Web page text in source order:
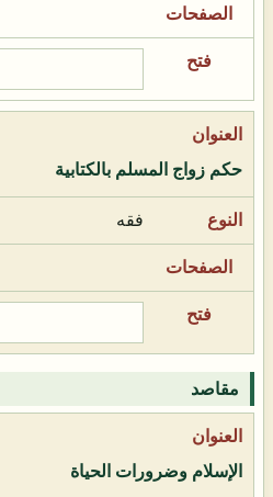
حكم زواج المسلم بالكتابية
فقه
مقاصد
الإسلام وضرورات الحياة